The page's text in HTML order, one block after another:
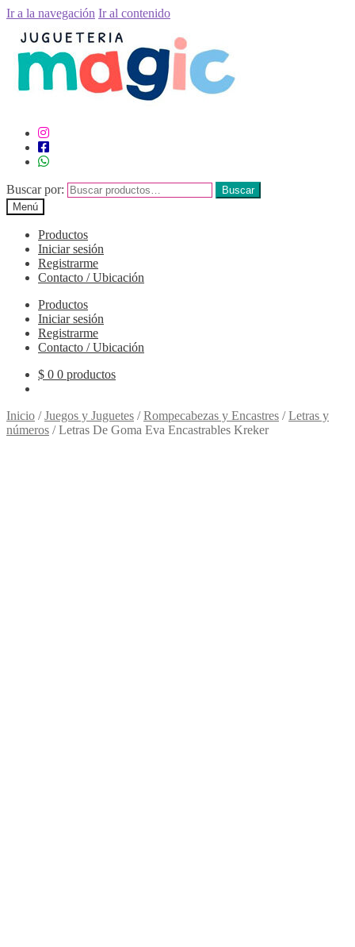
Ir a la navegación Ir al contenido
Buscar por:
Buscar
Menú
Productos
Iniciar sesión
Registrarme
Contacto / Ubicación
Productos
Iniciar sesión
Registrarme
Contacto / Ubicación
$ 0 0 productos
Inicio /Juegos y Juguetes /Rompecabezas y Encastres /Letras y
números /Letras De Goma Eva Encastrables Kreker